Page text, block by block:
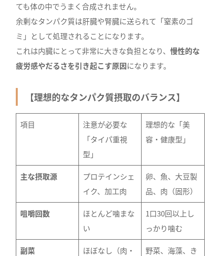
ても体の中でうまく合成されません。
余剰なタンパク質は肝臓や腎臓に送られて「窒素のゴ
ミ」として処理されることになります。
これは内臓にとって非常に大きな負担となり、慢性的な
疲労感やだるさを引き起こす原因になります。
【理想的なタンパク質摂取のバランス】
項目
注意が必要な
「タイパ重視
型」
理想的な「美
容・健康型」
主な摂取源
プロテインシェ
イク、加工肉
卵、魚、大豆製
品、肉（固形）
咀嚼回数
ほとんど噛まな
い
1口30回以上し
っかり噛む
副菜
ほぼなし（肉・
野菜、海藻、き